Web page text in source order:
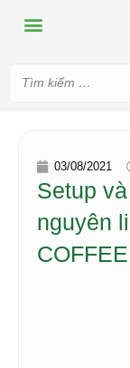
03/08/2021
Setup
nguyên